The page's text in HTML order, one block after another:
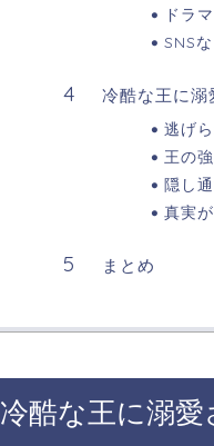
ドラ
SNS
冷酷な王に溺
逃げ
王の
隠し
真実
まとめ
冷酷な王に溺